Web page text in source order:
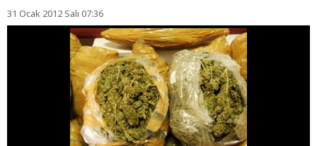
31 Ocak 2012 Salı 07:36